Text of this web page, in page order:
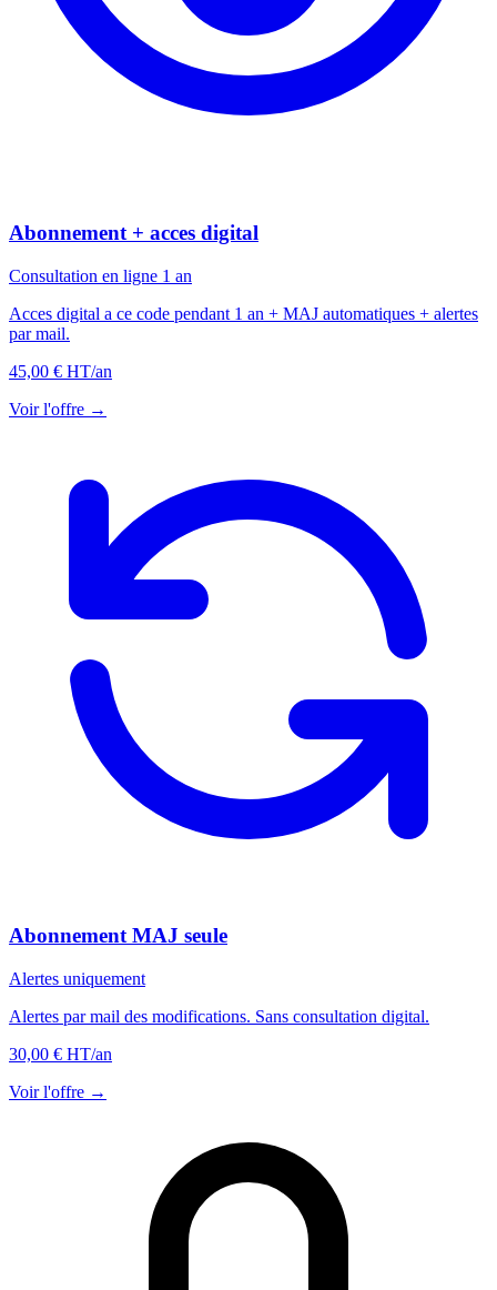
Abonnement + acces digital
Consultation en ligne 1 an
Acces digital a ce code pendant 1 an + MAJ automatiques + alertes
par mail.
45,00 € HT/an
Voir l'offre →
Abonnement MAJ seule
Alertes uniquement
Alertes par mail des modifications. Sans consultation digital.
30,00 € HT/an
Voir l'offre →